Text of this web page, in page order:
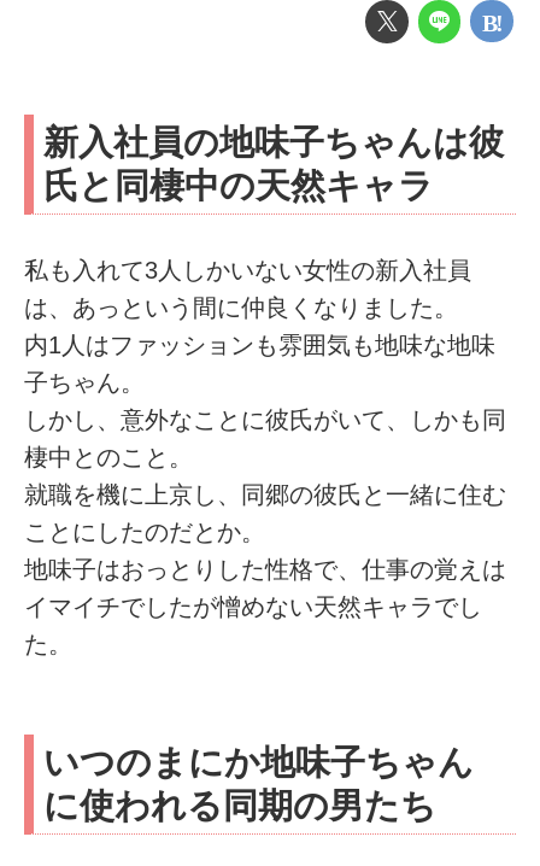
新入社員の地味子ちゃんは彼
氏と同棲中の天然キャラ
私も入れて3人しかいない女性の新入社員
は、あっという間に仲良くなりました。
内1人はファッションも雰囲気も地味な地味
子ちゃん。
しかし、意外なことに彼氏がいて、しかも同
棲中とのこと。
就職を機に上京し、同郷の彼氏と一緒に住む
ことにしたのだとか。
地味子はおっとりした性格で、仕事の覚えは
イマイチでしたが憎めない天然キャラでし
た。
いつのまにか地味子ちゃん
に使われる同期の男たち